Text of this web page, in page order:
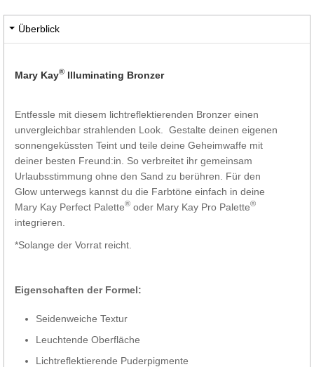
Überblick
Mary Kay® Illuminating Bronzer
Entfessle mit diesem lichtreflektierenden Bronzer einen
unvergleichbar strahlenden Look. Gestalte deinen eigenen
sonnengeküssten Teint und teile deine Geheimwaffe mit
deiner besten Freund:in. So verbreitet ihr gemeinsam
Urlaubsstimmung ohne den Sand zu berühren. Für den
Glow unterwegs kannst du die Farbtöne einfach in deine
Mary Kay Perfect Palette® oder Mary Kay Pro Palette®
integrieren.
*Solange der Vorrat reicht.
Eigenschaften der Formel:
Seidenweiche Textur
Leuchtende Oberfläche
Lichtreflektierende Puderpigmente